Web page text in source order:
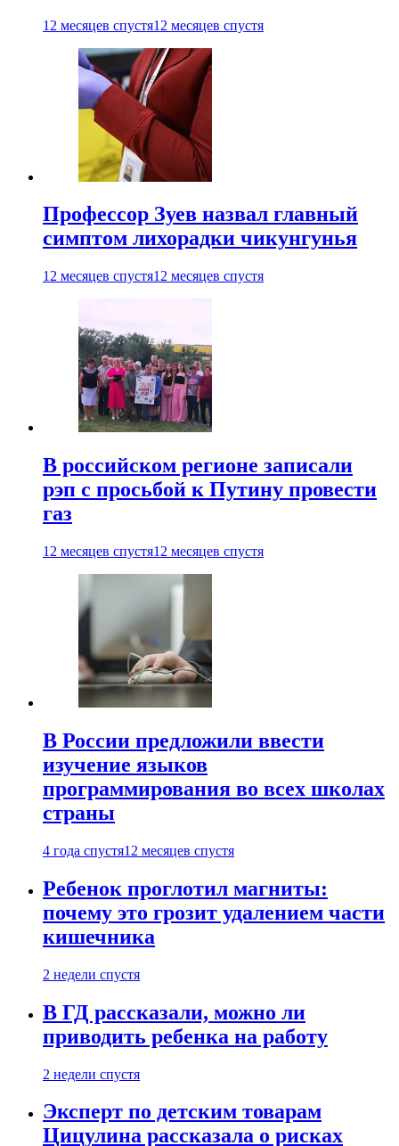
12 месяцев спустя12 месяцев спустя
Профессор Зуев назвал главный
симптом лихорадки чикунгунья
12 месяцев спустя12 месяцев спустя
В российском регионе записали
рэп с просьбой к Путину провести
газ
12 месяцев спустя12 месяцев спустя
В России предложили ввести
изучение языков
программирования во всех школах
страны
4 года спустя12 месяцев спустя
Ребенок проглотил магниты:
почему это грозит удалением части
кишечника
2 недели спустя
В ГД рассказали, можно ли
приводить ребенка на работу
2 недели спустя
Эксперт по детским товарам
Цицулина рассказала о рисках